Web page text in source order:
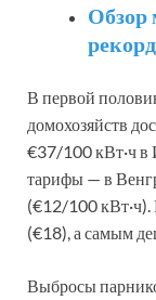
Обзор
В первой
домохозяйств
€37/100 кВт·ч в
тарифы — в
(€12/100 кВт·ч).
(€18), а самым
Выбросы